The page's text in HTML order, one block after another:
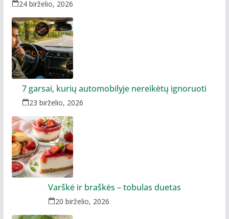
24 birželio, 2026
7 garsai, kurių automobilyje nereikėtų ignoruoti
23 birželio, 2026
Varškė ir braškės – tobulas duetas
20 birželio, 2026